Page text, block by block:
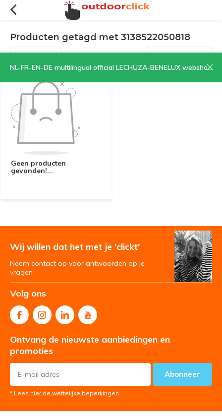
NL-FR-EN-DE multilingual official LECHUZA-BENELUX webshop | CLICK HERE NOW!
Producten getagd met 3138522050818
Filters Sorteren op:
Geen producten
gevonden!...
Wij willen dat het met je 'clickt'
Neem contact op voor antwoorden op je
vragen
Volg ons
Ontvang de nieuwste aanbiedingen en
promoties
Abonneer
* Lees hier de wettelijke beperkingen